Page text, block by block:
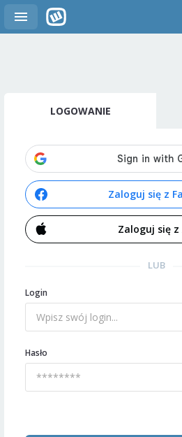
LOGOWANIE
Zaloguj się z
Zaloguj się z
LUB
Login
Hasło